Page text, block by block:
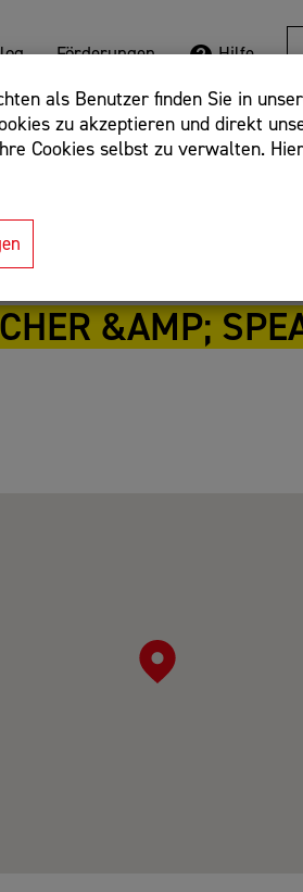
als Benutzer finden Sie in
zu akzeptieren und direkt
Cookies selbst zu verwalten. Hier
Förderungen Hilfe
-webshop,
Detailsuche
&AMP;